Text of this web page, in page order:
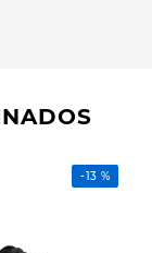
-13 %